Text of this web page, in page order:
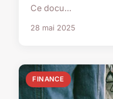
Ce docu...
28 mai 2025
FINANCE